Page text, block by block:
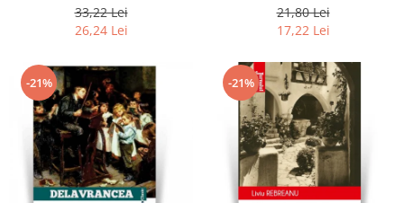
33,22 Lei
26,24 Lei
21,80 Lei
17,22 Lei
-21% -21%